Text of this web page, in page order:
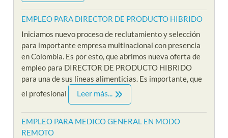
EMPLEO PARA DIRECTOR DE PRODUCTO HIBRIDO
Iniciamos nuevo proceso de reclutamiento y selección
para importante empresa multinacional con presencia
en Colombia. Es por esto, que abrimos nueva oferta de
empleo para DIRECTOR DE PRODUCTO HIBRIDO
para una de sus líneas alimenticias. Es importante, que
el profesional
Leer más...
EMPLEO PARA MEDICO GENERAL EN MODO
REMOTO